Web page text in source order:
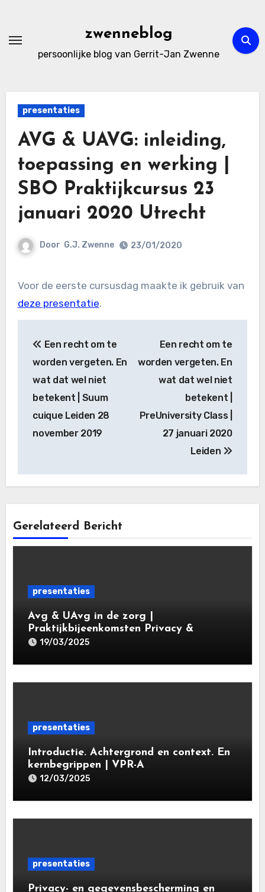
de
zwenneblog
persoonlijke blog van Gerrit-Jan Zwenne
presentaties
AVG & UAVG: inleiding,
toepassing en werking |
SBO Praktijkcursus 23
januari 2020 Utrecht
Door G.J. Zwenne 23/01/2020
Voor de eerste cursusdag maakte ik gebruik van
deze presentatie.
navigatie
Een recht om te
worden vergeten. En
wat dat wel niet
betekent | Suum
cuique Leiden 28
november 2019
Een recht om te
worden vergeten. En
wat dat wel niet
betekent |
PreUniversity Class |
27 januari 2020
Leiden
Gerelateerd Bericht
presentaties
Avg & UAvg in de zorg |
Praktijkbijeenkomsten Privacy &
Gegevensbescherming in de Zorg 2025 |
19/03/2025
presentaties
Introductie. Achtergrond en context. En
kernbegrippen | VPR-A
specialisatieopleiding Privacy- en
Leiden Law Academy 18 maart 2025
12/03/2025
presentaties
Privacy- en gegevensbescherming en